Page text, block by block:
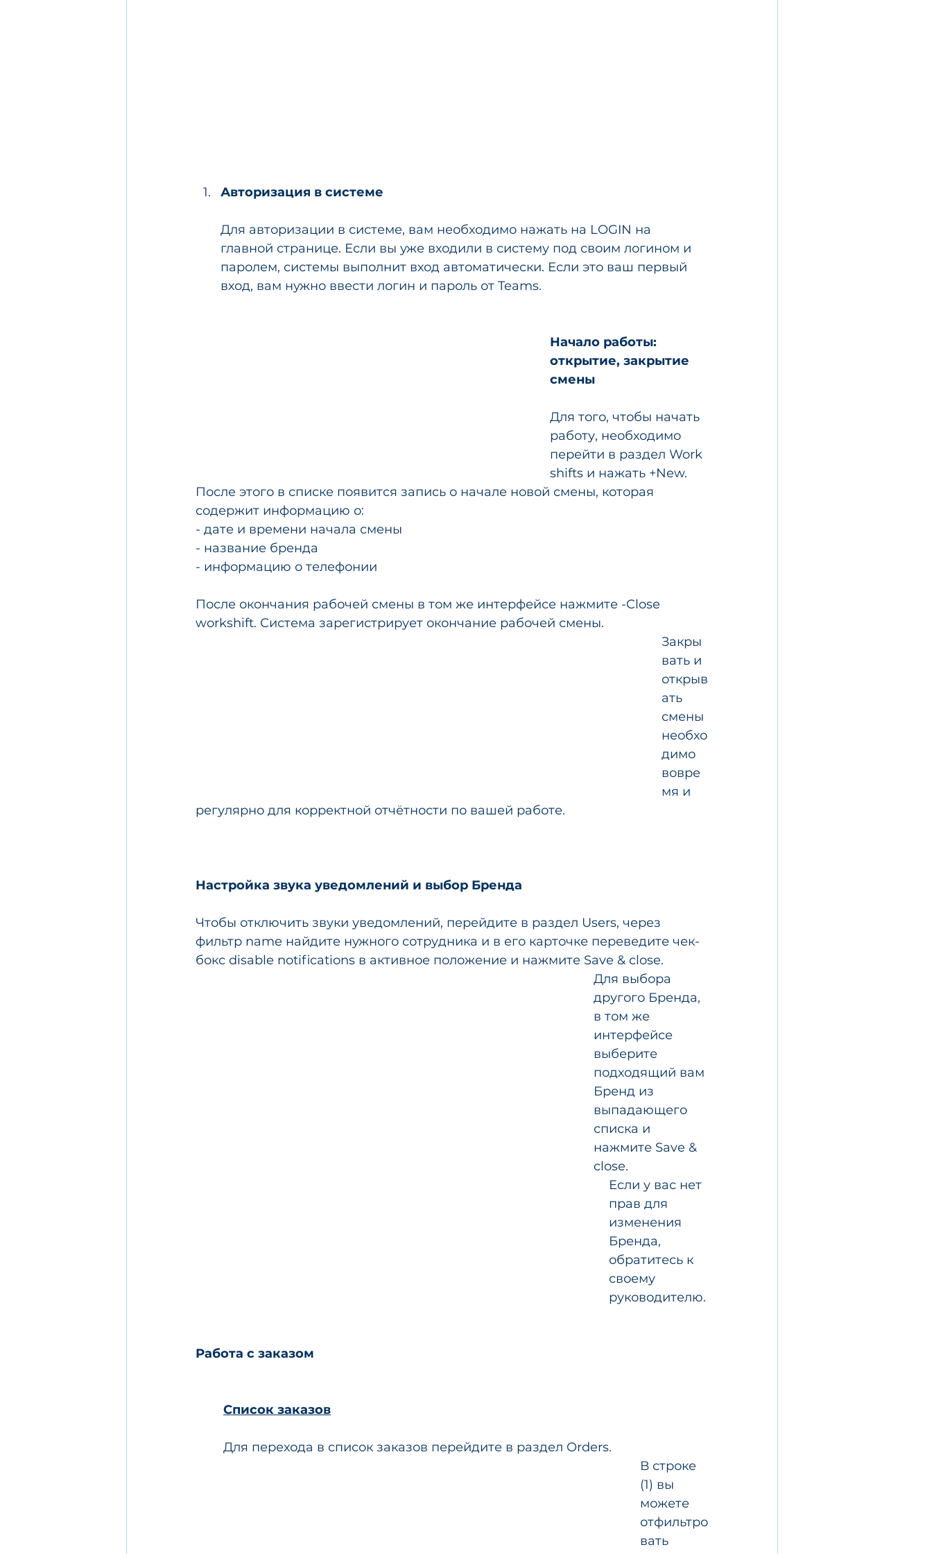
Авторизация в системе
Для авторизации в системе, вам необходимо нажать на LOGIN на
главной странице. Если вы уже входили в систему под своим логином и
паролем, системы выполнит вход автоматически. Если это ваш первый
вход, вам нужно ввести логин и пароль от Teams.
Начало работы:
открытие, закрытие
смены
Для того, чтобы начать
работу, необходимо
перейти в раздел Work
shifts и нажать +New.
После этого в списке появится запись о начале новой смены, которая
содержит информацию о:
- дате и времени начала смены
- название бренда
- информацию о телефонии
После окончания рабочей смены в том же интерфейсе нажмите -Close
workshift. Система зарегистрирует окончание рабочей смены.
Закры
вать и
открыв
ать
смены
необхо
димо
вовре
мя и
регулярно для корректной отчётности по вашей работе.
Настройка звука уведомлений и выбор Бренда
Чтобы отключить звуки уведомлений, перейдите в раздел Users, через
фильтр name найдите нужного сотрудника и в его карточке переведите чек-
Для выбора
другого Бренда,
в том же
интерфейсе
выберите
подходящий вам
Бренд из
выпадающего
списка и
нажмите Save &
close.
Если у вас нет
прав для
изменения
Бренда,
обратитесь к
своему
руководителю.
Работа с заказом
Список заказов
Для перехода в список заказов перейдите в раздел Orders.
В строке
(1) вы
можете
отфильтро
вать